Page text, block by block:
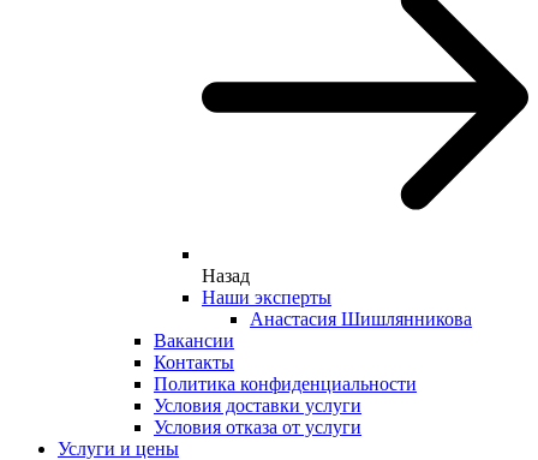
Назад
Наши эксперты
Анастасия Шишлянникова
Вакансии
Контакты
Политика конфиденциальности
Условия доставки услуги
Условия отказа от услуги
Услуги и цены